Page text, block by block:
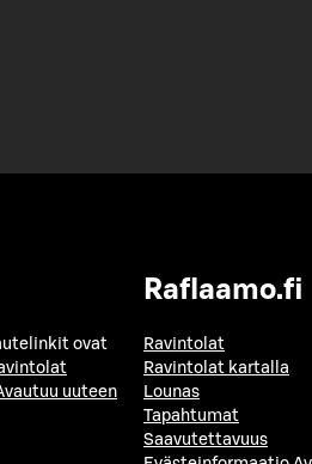
ovat
uuteen
Raflaamo.fi
Ravintolat
Ravintolat kartalla
Lounas
Tapahtumat
Saavutettavuus